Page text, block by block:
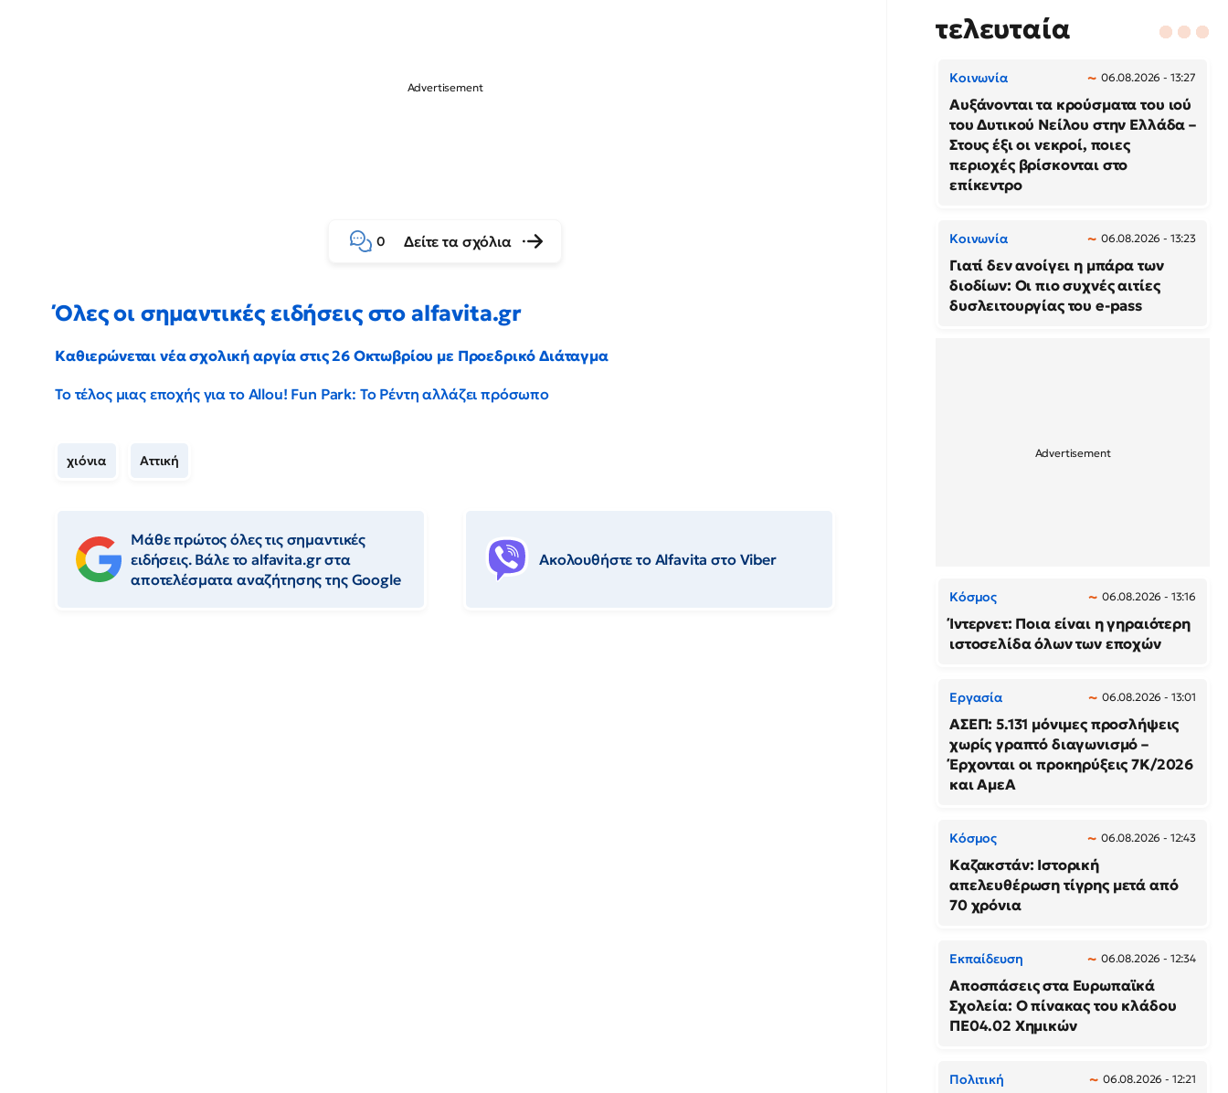
0 Δείτε τα σχόλια
Όλες οι σημαντικές ειδήσεις στο alfavita.gr
Καθιερώνεται νέα σχολική αργία στις 26 Οκτωβρίου με Προεδρικό Διάταγμα
Το τέλος μιας εποχής για το Allou! Fun Park: Το Ρέντη αλλάζει πρόσωπο
χιόνια Αττική
Μάθε πρώτος όλες τις σημαντικές
ειδήσεις. Βάλε το alfavita.gr στα
αποτελέσματα αναζήτησης της Google
Ακολουθήστε το Αlfavita στο Viber
τελευταία
Κοινωνία 06.08.2026 - 13:27
Αυξάνονται τα κρούσματα του ιού
του Δυτικού Νείλου στην Ελλάδα –
Στους έξι οι νεκροί, ποιες
περιοχές βρίσκονται στο
επίκεντρο
Κοινωνία 06.08.2026 - 13:23
Γιατί δεν ανοίγει η μπάρα των
διοδίων: Οι πιο συχνές αιτίες
δυσλειτουργίας του e-pass
Κόσμος 06.08.2026 - 13:16
Ίντερνετ: Ποια είναι η γηραιότερη
ιστοσελίδα όλων των εποχών
Εργασία 06.08.2026 - 13:01
ΑΣΕΠ: 5.131 μόνιμες προσλήψεις
χωρίς γραπτό διαγωνισμό –
Έρχονται οι προκηρύξεις 7Κ/2026
και ΑμεΑ
Κόσμος 06.08.2026 - 12:43
Καζακστάν: Ιστορική
απελευθέρωση τίγρης μετά από
70 χρόνια
Εκπαίδευση 06.08.2026 - 12:34
Αποσπάσεις στα Ευρωπαϊκά
Σχολεία: Ο πίνακας του κλάδου
ΠΕ04.02 Χημικών
Πολιτική 06.08.2026 - 12:21